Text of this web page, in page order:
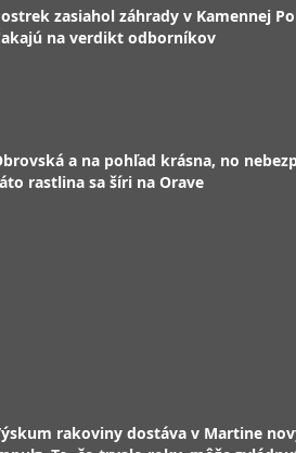
zasiahol záhrady v Kamennej
na verdikt odborníkov
a na pohľad krásna, no
rastlina sa šíri na Orave
rakoviny dostáva v Martine